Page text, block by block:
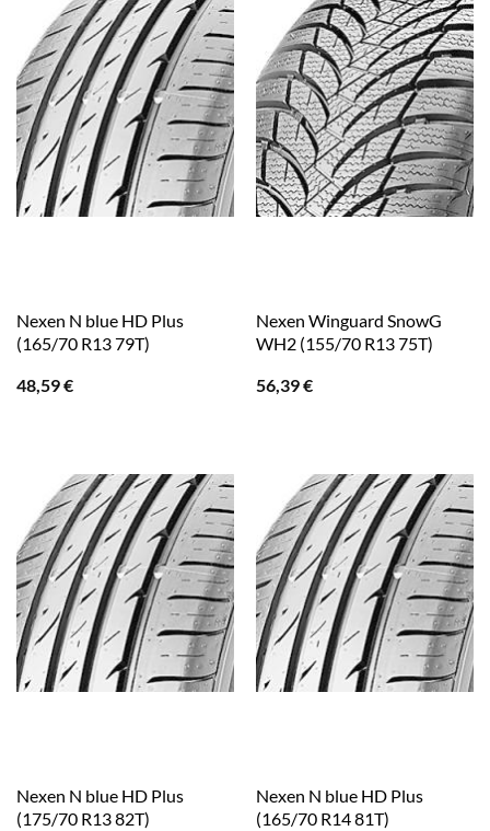
Nexen N blue HD Plus
(165/70 R13 79T)
48,59€
Nexen Winguard SnowG
WH2 (155/70 R13 75T)
56,39€
Nexen N blue HD Plus
(175/70 R13 82T)
Nexen N blue HD Plus
(165/70 R14 81T)